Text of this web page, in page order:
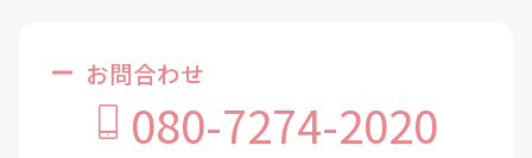
お問合わせ
080-7274-2020